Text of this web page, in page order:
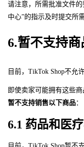
请注意，所需批准文件
中心”的指示及时提交所
6.暂不支持商
目前，TikTok Shop不允
即使卖家可能拥有这些
暂不支持销售以下商品：
6.1 药品和医